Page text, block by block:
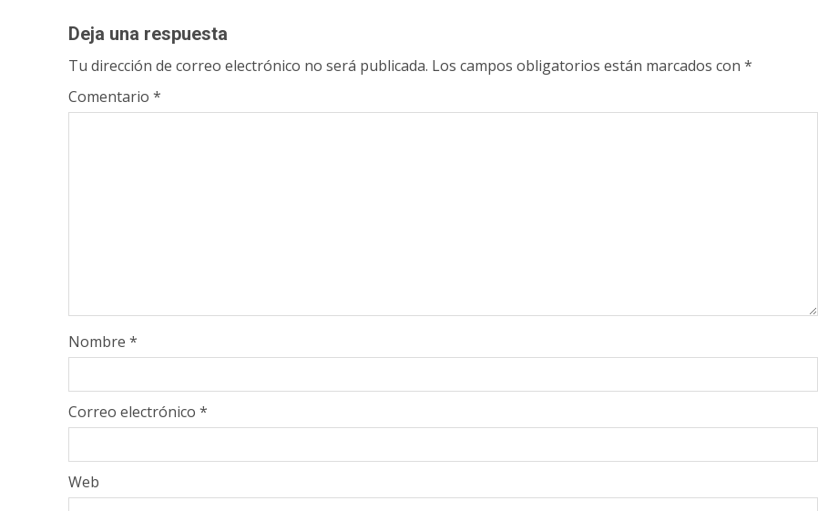
Deja una respuesta
Tu dirección de correo electrónico no será publicada. Los campos obligatorios están marcados con *
Comentario *
Nombre *
Correo electrónico *
Web